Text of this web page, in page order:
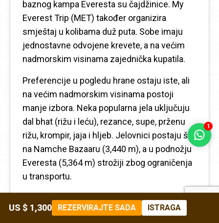
baznog kampa Everesta su čajdžinice. My
Everest Trip (MET) također organizira
smještaj u kolibama duž puta. Sobe imaju
jednostavne odvojene krevete, a na većim
nadmorskim visinama zajednička kupatila.
Preferencije u pogledu hrane ostaju iste, ali
na većim nadmorskim visinama postoji
manje izbora. Neka popularna jela uključuju
dal bhat (rižu i leću), rezance, supe, prženu
rižu, krompir, jaja i hljeb. Jelovnici postaju širi
na Namche Bazaaru (3,440 m), a u podnožju
Everesta (5,364 m) strožiji zbog ograničenja
u transportu.
MET obezbjeđuje tri obroka dnevno tokom
dana planinarenja. Čajdžinice su također
US $ 1,300 REZERVIRAJTE SADA ISTRAGA
1